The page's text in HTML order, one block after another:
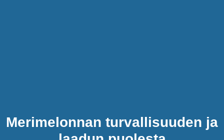
Merimelonnan turvallisuuden ja